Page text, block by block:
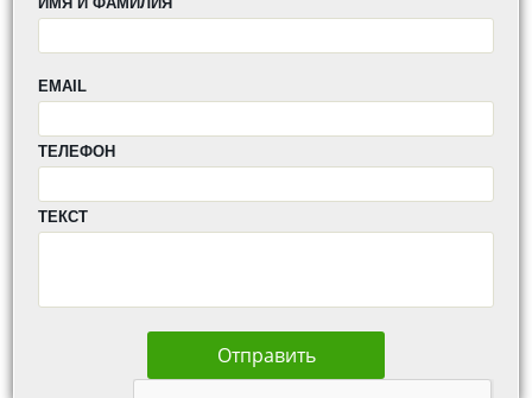
EMAIL
ТЕЛЕФОН
ТЕКСТ
Отправить